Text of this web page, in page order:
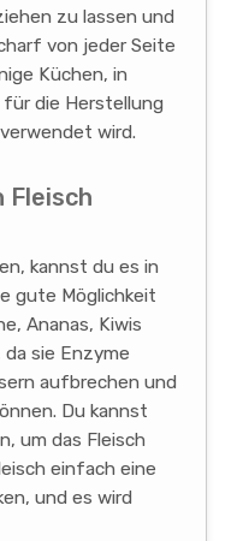
zu lassen und
von jeder Seite
Küchen, in
für die Herstellung
wird.
Fleisch
kannst du es in
gute Möglichkeit
Ananas, Kiwis
sie Enzyme
aufbrechen und
Du kannst
um das Fleisch
einfach eine
und es wird